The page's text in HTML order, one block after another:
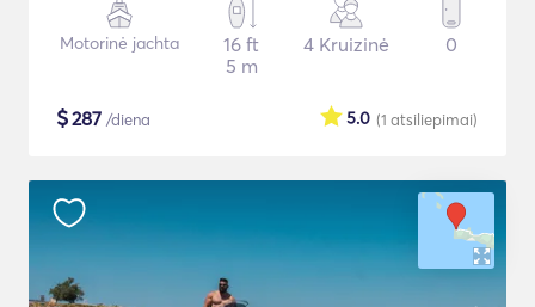
Motorinė jachta
16 ft
5 m
4 Kruizinė 0
$287 /diena (1 atsiliepimai)
5.0